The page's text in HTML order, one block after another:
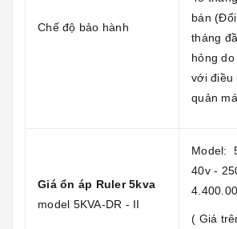
Chế độ bảo hành
bán
tháng
hỏng
với điều
quản
Giá ổn áp Ruler 5kva
model 5KVA-DR - II
Model:
40v -
( Giá